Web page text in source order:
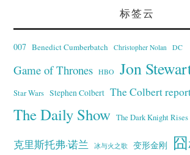
标签云
007 Benedict Cumberbatch Christopher Nolan DC
Game of Thrones HBO Jon
Star Wars Stephen Colbert The Colbert
The Daily Show The Dark Knight Rises
克里斯托弗·诺兰 冰与火之歌 变形金刚